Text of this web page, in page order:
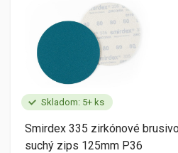
Skladom: 5+ ks
Smirdex 335 zirkónové
suchý zips 125mm P36